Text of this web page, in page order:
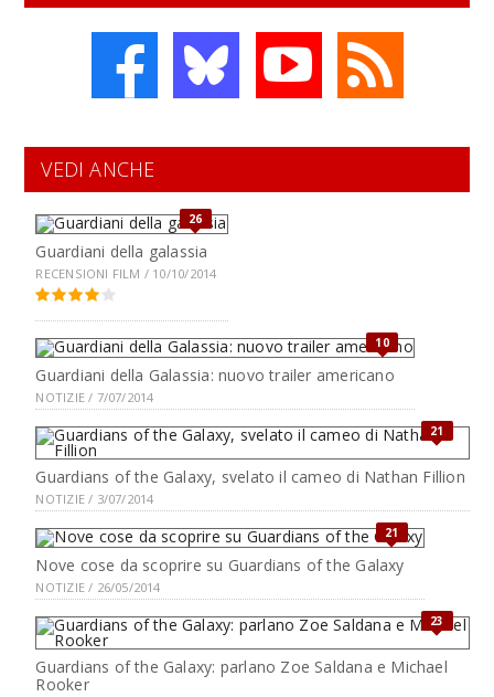
VEDI ANCHE
26
Guardiani della galassia
RECENSIONI FILM / 10/10/2014
10
Guardiani della Galassia: nuovo trailer americano
NOTIZIE / 7/07/2014
21
Guardians of the Galaxy, svelato il cameo di Nathan Fillion
NOTIZIE / 3/07/2014
21
Nove cose da scoprire su Guardians of the Galaxy
NOTIZIE / 26/05/2014
23
Guardians of the Galaxy: parlano Zoe Saldana e Michael
Rooker